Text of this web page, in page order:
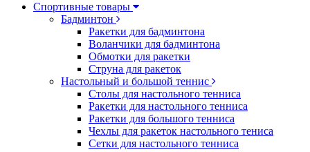
Спортивные товары
Бадминтон
Ракетки для бадминтона
Воланчики для бадминтона
Обмотки для ракетки
Струна для ракеток
Настольный и большой теннис
Столы для настольного тенниса
Ракетки для настольного тенниса
Ракетки для большого тенниса
Чехлы для ракеток настольного тениса
Сетки для настольного тенниса